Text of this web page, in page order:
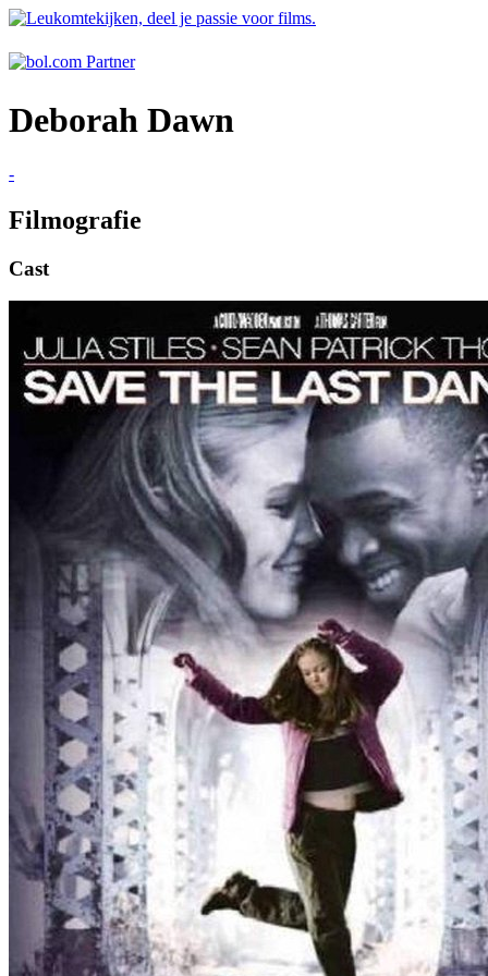
Deborah Dawn
-
Filmografie
Cast